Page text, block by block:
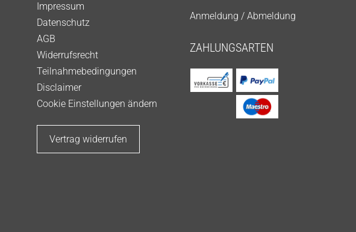
Impressum
Datenschutz
AGB
Widerrufsrecht
Teilnahmebedingungen
Disclaimer
Cookie Einstellungen ändern
Vertrag widerrufen
Anmeldung / Abmeldung
ZAHLUNGSARTEN